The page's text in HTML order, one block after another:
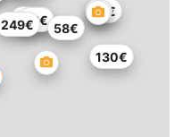
130€
105€
70€
68€
58€
249€